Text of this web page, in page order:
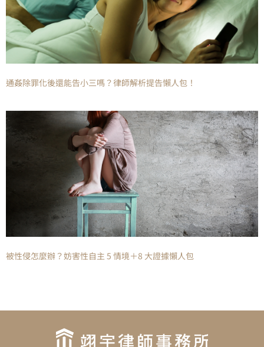
通姦除罪化後還能告小三嗎？律師解析提告懶人包！
被性侵怎麼辦？妨害性自主 5 情境＋8 大證據懶人包